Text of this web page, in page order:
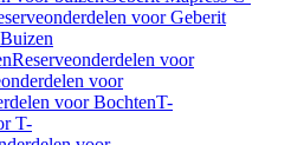
voor Geberit
Buizen
Reserveonderdelen voor
voor
voor BochtenT-
T-